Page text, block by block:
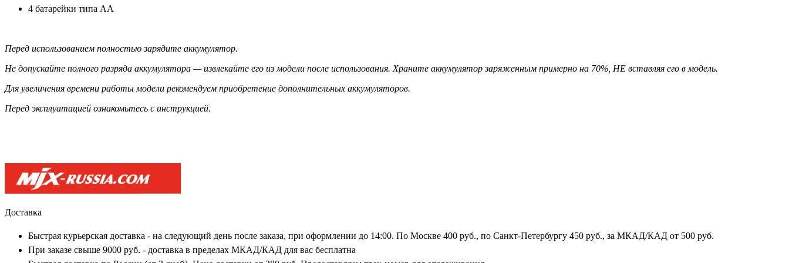
4 батарейки типа АА
Перед использованием полностью зарядите аккумулятор.
Не допускайте полного разряда аккумулятора — извлекайте его из модели после использования. Храните аккумулятор заряженным примерно на 70%, НЕ вставляя его в модель.
Для увеличения времени работы модели рекомендуем приобретение дополнительных аккумуляторов.
Перед эксплуатацией ознакомьтесь с инструкцией.
Доставка
Быстрая курьерская доставка - на следующий день после заказа, при оформлении до 14:00. По Москве 400 руб., по Санкт-Петербургу 450 руб., за МКАД/КАД от 500 руб.
При заказе свыше 9000 руб. - доставка в пределах МКАД/КАД для вас бесплатна